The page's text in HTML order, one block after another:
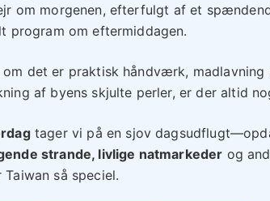
om morgenen, efterfulgt af et
program om eftermiddagen.
om det er praktisk håndværk,
af byens skjulte perler, er der altid
tager vi på en sjov
strande, livlige natmarkeder og
så speciel.